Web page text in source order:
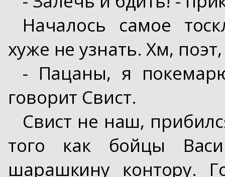
Началось самое
хуже не узнать. Хм,
- Пацаны, я
говорит Свист.
Свист не наш,
того как бойцы
шарашкину контору.